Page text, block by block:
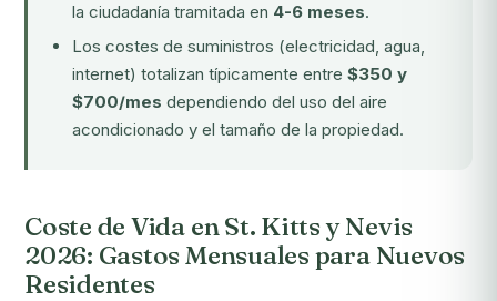
la ciudadanía tramitada en 4-6 meses.
Los costes de suministros (electricidad, agua,
internet) totalizan típicamente entre $350 y
$700/mes dependiendo del uso del aire
acondicionado y el tamaño de la propiedad.
Coste de Vida en St. Kitts y Nevis
2026: Gastos Mensuales para Nuevos
Residentes